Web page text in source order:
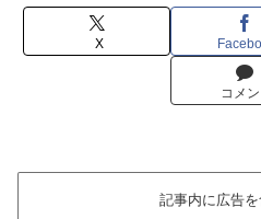
X
コメン
記事内に広告を